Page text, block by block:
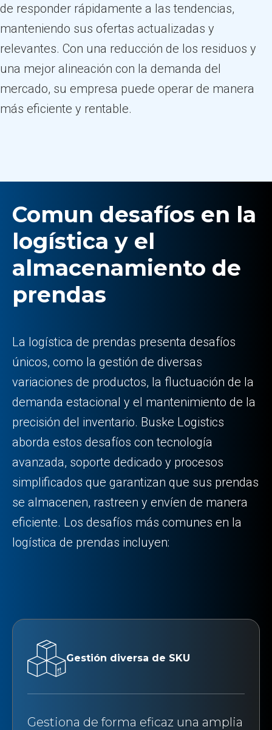
de responder rápidamente a las tendencias,
manteniendo sus ofertas actualizadas y
relevantes. Con una reducción de los residuos y
una mejor alineación con la demanda del
mercado, su empresa puede operar de manera
más eficiente y rentable.
Comun desafíos en la
logística y el
almacenamiento de
prendas
La logística de prendas presenta desafíos
únicos, como la gestión de diversas
variaciones de productos, la fluctuación de la
demanda estacional y el mantenimiento de la
precisión del inventario. Buske Logistics
aborda estos desafíos con tecnología
avanzada, soporte dedicado y procesos
simplificados que garantizan que sus prendas
se almacenen, rastreen y envíen de manera
eficiente. Los desafíos más comunes en la
logística de prendas incluyen:
Gestión diversa de SKU
Gestiona de forma eficaz una amplia